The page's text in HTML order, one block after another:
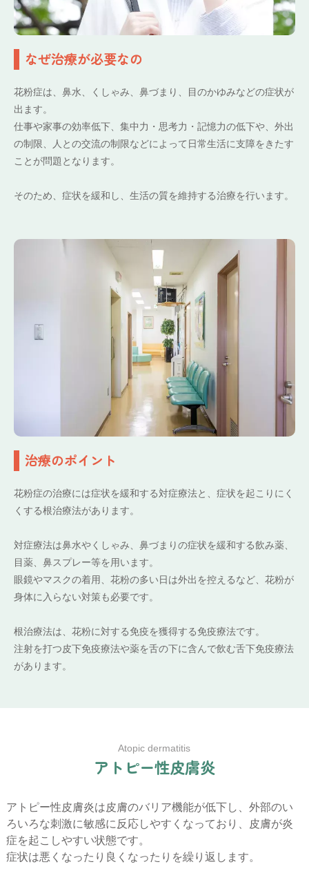
なぜ治療が必要なの
花粉症は、鼻水、くしゃみ、鼻づまり、目のかゆみなどの症状が
出ます。
仕事や家事の効率低下、集中力・思考力・記憶力の低下や、外出
の制限、人との交流の制限などによって日常生活に支障をきたす
ことが問題となります。
そのため、症状を緩和し、生活の質を維持する治療を行います。
治療のポイント
花粉症の治療には症状を緩和する対症療法と、症状を起こりにく
くする根治療法があります。
対症療法は鼻水やくしゃみ、鼻づまりの症状を緩和する飲み薬、
目薬、鼻スプレー等を用います。
眼鏡やマスクの着用、花粉の多い日は外出を控えるなど、花粉が
身体に入らない対策も必要です。
根治療法は、花粉に対する免疫を獲得する免疫療法です。
注射を打つ皮下免疫療法や薬を舌の下に含んで飲む舌下免疫療法
があります。
Atopic dermatitis
ア ト ピー性皮膚炎
アトピー性皮膚炎は皮膚のバリア機能が低下し、外部のい
ろいろな刺激に敏感に反応しやすくなっており、皮膚が炎
症を起こしやすい状態です。
症状は悪くなったり良くなったりを繰り返します。